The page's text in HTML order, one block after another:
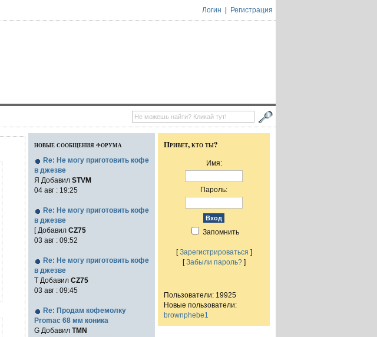
Логин Регистрация
новые сообщения форума
Re: Не могу приготовить кофе
в джезве
Я Добавил STVM
04 авг : 19:25
Re: Не могу приготовить кофе
в джезве
[ Добавил CZ75
03 авг : 09:52
Re: Не могу приготовить кофе
в джезве
Т Добавил CZ75
03 авг : 09:45
Re: Продам кофемолку
Promac 68 мм коника
G Добавил TMN
Привет, кто ты?
Имя:
Пароль:
Запомнить
[Зарегистрироваться ]
[Забыли пароль?]
Пользователи: 19925
Новые пользователи:
brownphebe1